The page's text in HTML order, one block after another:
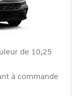
de 10,25
à commande